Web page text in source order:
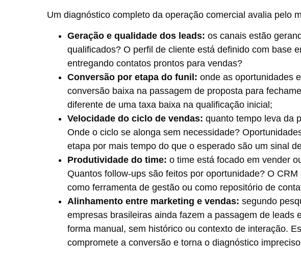
Um diagnóstico completo da operação comercial avalia pelo
Geração e qualidade dos leads: os canais estão
qualificados? O perfil de cliente está definido com base
entregando contatos prontos para vendas?
Conversão por etapa do funil: onde as oportunidades
conversão baixa na passagem de proposta para
diferente de uma taxa baixa na qualificação inicial;
Velocidade do ciclo de vendas: quanto tempo leva da
Onde o ciclo se alonga sem necessidade?
etapa por mais tempo do que o esperado são um sinal
Produtividade do time: o time está focado em vender
Quantos follow-ups são feitos por oportunidade? O
como ferramenta de gestão ou como repositório de
Alinhamento entre marketing e vendas: segundo
empresas brasileiras ainda fazem a passagem de leads
forma manual, sem histórico ou contexto de interação.
compromete a conversão e torna o diagnóstico